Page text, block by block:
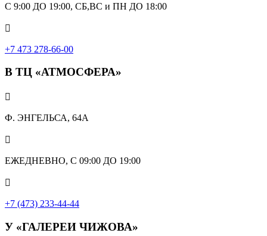
С 9:00 ДО 19:00, СБ,ВС и ПН ДО 18:00

+7 473 278-66-00
В ТЦ «АТМОСФЕРА»

Ф. ЭНГЕЛЬСА, 64А

ЕЖЕДНЕВНО, С 09:00 ДО 19:00

+7 (473) 233-44-44
У «ГАЛЕРЕИ ЧИЖОВА»